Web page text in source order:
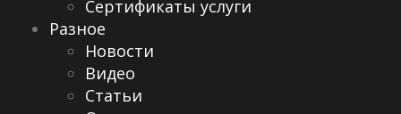
Сертификаты услуги
Разное
Новости
Видео
Cтатьи